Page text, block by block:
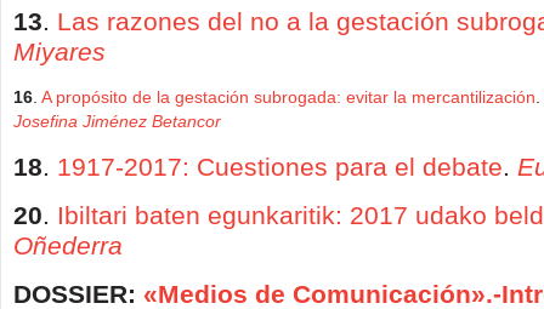
13. Las razones del no a la gestación
Miyares
16 A propósito de la gestación subrogada: evitar la mercantilización
Josefina Jiménez Betancor
18. 1917-2017: Cuestiones para el debate.
20. Ibiltari baten egunkaritik: 2017 udako
Oñederra
DOSSIER: «Medios de Comunicación».-